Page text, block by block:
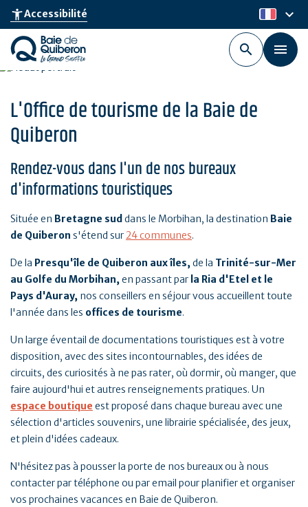
Aller
au
contenu
principal
accessibility_newAccessibilité fr
keyboard_arrow_down
L'Office de tourisme de la Baie de
Quiberon
Rendez-vous dans l'un de nos bureaux
d'informations touristiques
Située en Bretagne sud dans le Morbihan, la destination Baie
de Quiberon s'étend sur 24 communes.
De la Presqu'île de Quiberon aux îles, de la Trinité-sur-Mer
au Golfe du Morbihan, en passant par la Ria d'Etel et le
Pays d'Auray, nos conseillers en séjour vous accueillent toute
l'année dans les offices de tourisme.
Un large éventail de documentations touristiques est à votre
disposition, avec des sites incontournables, des idées de
circuits, des curiosités à ne pas rater, où dormir, où manger, que
faire aujourd'hui et autres renseignements pratiques. Un
espace boutique est proposé dans chaque bureau avec une
sélection d'articles souvenirs, une librairie spécialisée, des jeux,
et plein d'idées cadeaux.
N'hésitez pas à pousser la porte de nos bureaux ou à nous
contacter par téléphone ou par email pour planifier et organiser
vos prochaines vacances en Baie de Quiberon.